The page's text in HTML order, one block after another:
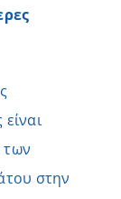
των
στην